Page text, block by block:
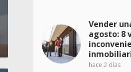
Vender
agosto: 8
hace 2 días